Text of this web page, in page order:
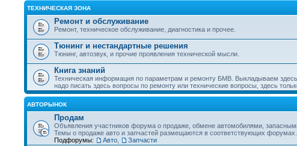
ТЕХНИЧЕСКАЯ ЗОНА
Ремонт и обслуживание
Ремонт, техническое обслуживание, диагностика и прочее.
Тюнинг и нестандартные решения
Тюнинг, автозвук, и прочие проявления технической мысли.
Книга знаний
Техническая информация по параметрам и ремонту БМВ. Выкладываем
надо писать здесь вопросы по ремонту или технические вопросы, здесь
АВТОРЫНОК
Продам
Объявления участников форума о продаже, обмене автомобилями,
Темы о продаже авто и запчастей размещаются в соответствующих форумах.
Подфорумы:
Авто Запчасти